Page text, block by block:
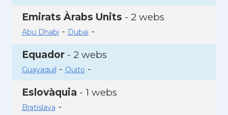
Emirats Àrabs Units - 2 webs
Abu Dhabi - Dubai -
Equador- 2 webs
Guayaquil - Quito -
Eslovàquia - 1 webs
Bratislava -